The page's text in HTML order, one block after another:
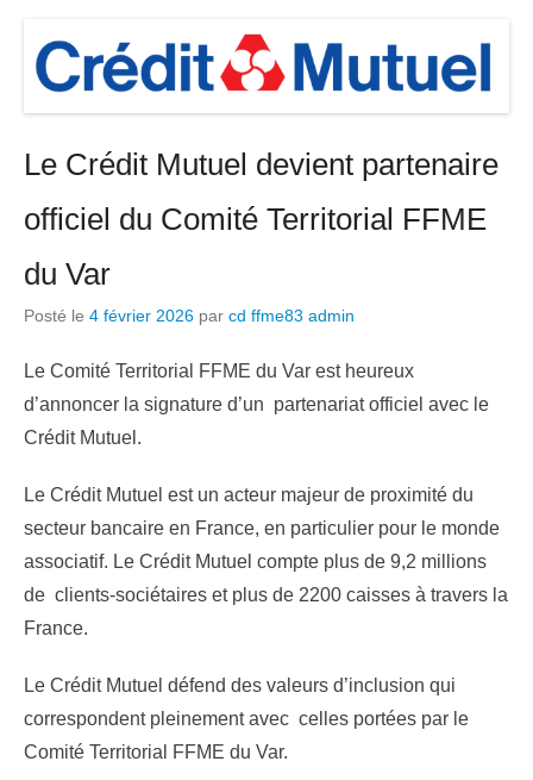
Le Crédit Mutuel devient partenaire
officiel du Comité Territorial FFME
du Var
Posté le 4 février 2026 par cd ffme83 admin
Le Comité Territorial FFME du Var est heureux
d’annoncer la signature d’un partenariat officiel avec le
Crédit Mutuel.
Le Crédit Mutuel est un acteur majeur de proximité du
secteur bancaire en France, en particulier pour le monde
associatif. Le Crédit Mutuel compte plus de 9,2 millions
de clients-sociétaires et plus de 2200 caisses à travers la
France.
Le Crédit Mutuel défend des valeurs d’inclusion qui
correspondent pleinement avec celles portées par le
Comité Territorial FFME du Var.